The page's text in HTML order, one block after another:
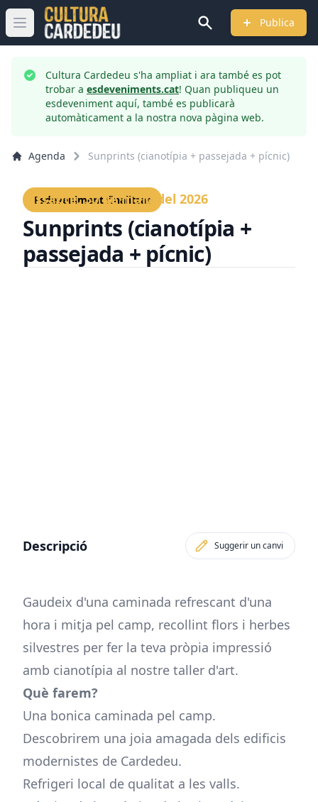
Obrir menú principal Publica
Cultura Cardedeu s'ha ampliat i ara també es pot
trobar a esdeveniments.cat! Quan publiqueu un
esdeveniment aquí, també es publicarà
automàticament a la nostra nova pàgina web.
Agenda Sunprints (cianotípia + passejada + pícnic)
Esdeveniment finalitzat
Dissabte, 30 de maig del 2026
Sunprints (cianotípia +
passejada + pícnic)
Descripció Suggerir un canvi
Gaudeix d'una caminada refrescant d'una
hora i mitja pel camp, recollint flors i herbes
silvestres per fer la teva pròpia impressió
amb cianotípia al nostre taller d'art.
Què farem?
Una bonica caminada pel camp.
Descobrirem una joia amagada dels edificis
modernistes de Cardedeu.
Refrigeri local de qualitat a les valls.